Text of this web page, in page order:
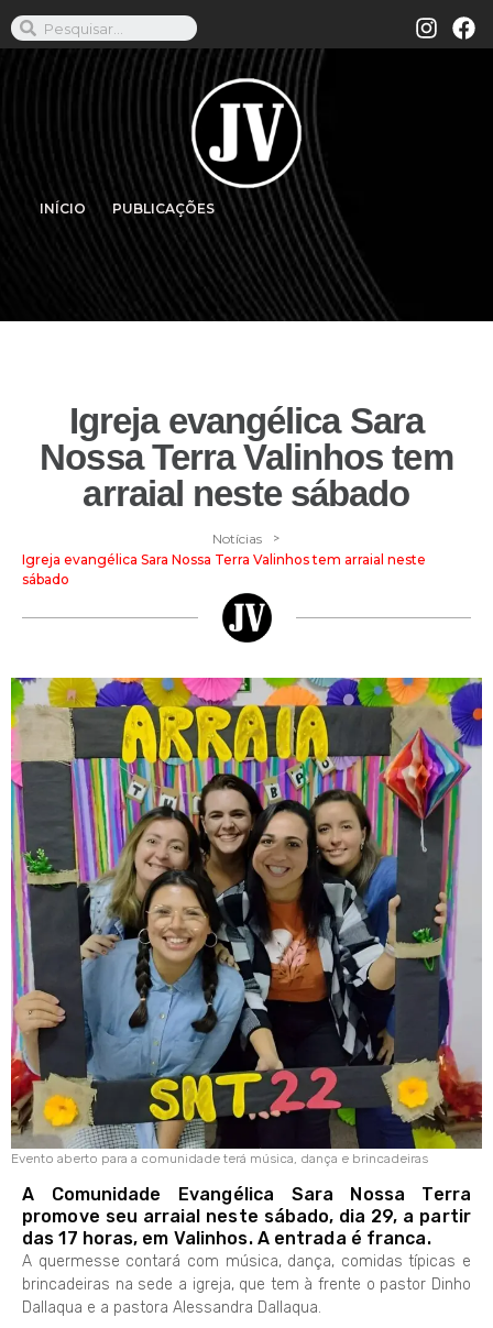
INÍCIO PUBLICAÇÕES
Igreja evangélica Sara
Nossa Terra Valinhos tem
arraial neste sábado
Notícias >
Igreja evangélica Sara Nossa Terra Valinhos tem arraial neste
sábado
Evento aberto para a comunidade terá música, dança e brincadeiras
A Comunidade Evangélica Sara Nossa Terra
promove seu arraial neste sábado, dia 29, a partir
das 17 horas, em Valinhos. A entrada é franca.
A quermesse contará com música, dança, comidas típicas e
brincadeiras na sede a igreja, que tem à frente o pastor Dinho
Dallaqua e a pastora Alessandra Dallaqua.